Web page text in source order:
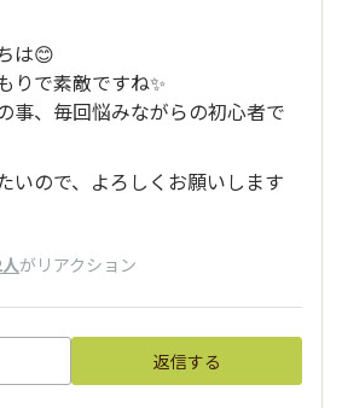
は😊
りで素敵ですね✨
事、毎回悩みながらの初心者で
ので、よろしくお願いします
がリアクション
返信する